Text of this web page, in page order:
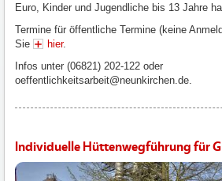
Euro, Kinder und Jugendliche bis 13 Jahre
Termine für öffentliche Termine (keine
Sie
hier.
Infos unter (06821) 202-122 oder
oeffentlichkeitsarbeit@neunkirchen.de.
Individuelle Hüttenwegführung für